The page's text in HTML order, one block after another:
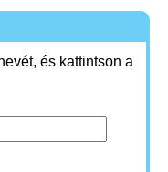
és kattintson a